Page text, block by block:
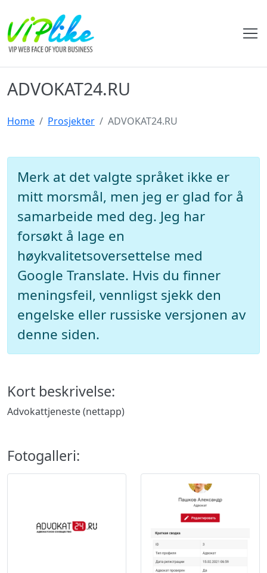
ADVOKAT24.RU
Home Prosjekter ADVOKAT24.RU
Merk at det valgte språket ikke er
mitt morsmål, men jeg er glad for å
samarbeide med deg. Jeg har
forsøkt å lage en
høykvalitetsoversettelse med
Google Translate. Hvis du finner
meningsfeil, vennligst sjekk den
engelske eller russiske versjonen av
denne siden.
Kort beskrivelse:
Advokattjeneste (nettapp)
Fotogalleri: